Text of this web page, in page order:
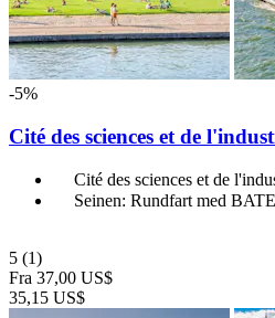
-5%
Cité des sciences et de
Cité des sciences et de
Seinen: Rundfart med
5 (1)
Fra 37,00 US$
35,15 US$